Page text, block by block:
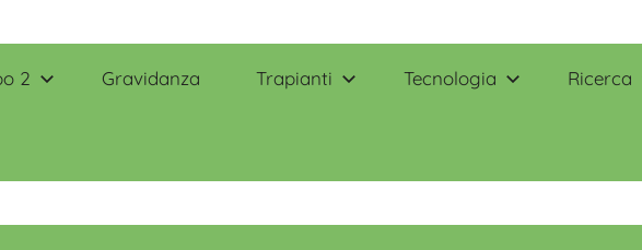
2 Gravidanza Trapianti Tecnologia Ricerca